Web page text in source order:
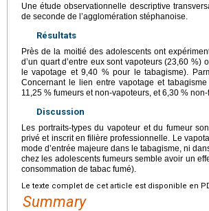
Une étude observationnelle descriptive
de seconde de l’agglomération stéphanoise.
Résultats
Près de la moitié des adolescents ont
d’un quart d’entre eux sont vapoteurs (23,60
le vapotage et 9,40 % pour le tabagisme).
Concernant le lien entre vapotage et
11,25 % fumeurs et non-vapoteurs, et 6,30 %
Discussion
Les portraits-types du vapoteur et du fumeur
privé et inscrit en filière professionnelle. Le
mode d’entrée majeure dans le tabagisme, ni
chez les adolescents fumeurs semble avoir un
consommation de tabac fumé).
Le texte complet de cet article est disponible en
Summary